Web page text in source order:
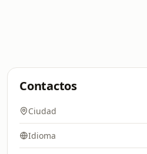
Contactos
Ciudad
Idioma